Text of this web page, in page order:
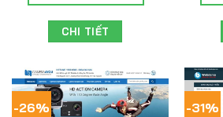
CHI TIẾT
-26% -31%